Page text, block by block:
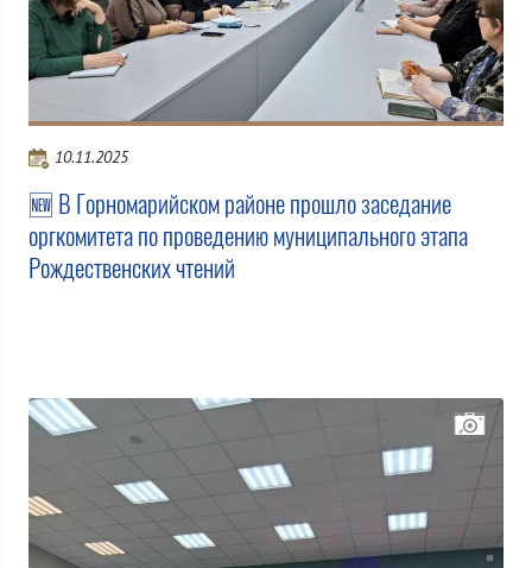
10.11.2025
🆕 В Горномарийском районе прошло заседание
оргкомитета по проведению муниципального этапа
Рождественских чтений